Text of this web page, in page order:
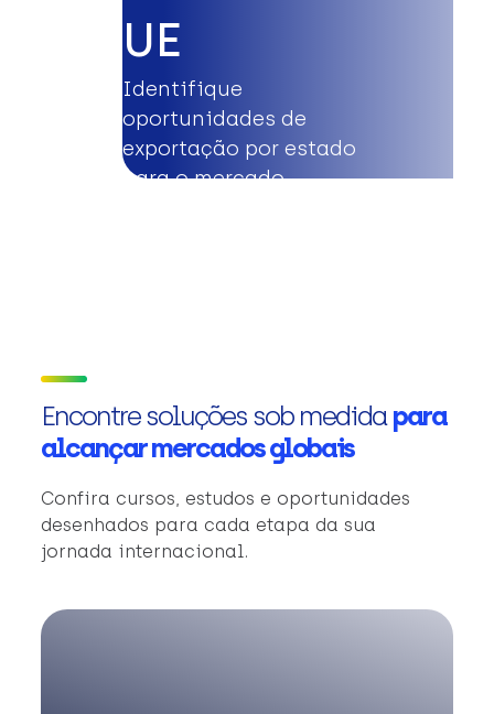
UE
Identifique
oportunidades de
exportação por estado
para o mercado
Encontre soluções sob medidapara
alcançar mercados globais
Confira cursos, estudos e oportunidades
desenhados para cada etapa da sua
jornada internacional.